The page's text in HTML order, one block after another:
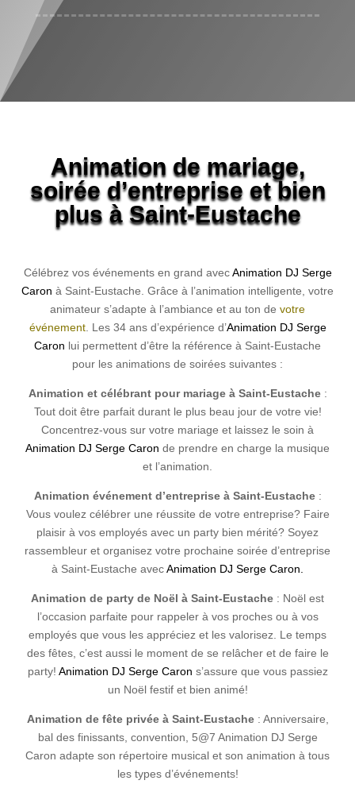
Animation de mariage,
soirée d’entreprise et bien
plus à Saint-Eustache
Célébrez vos événements en grand avecAnimation DJ Serge
Caron à Saint-Eustache. Grâce à l’animation intelligente, votre
animateur s’adapte à l’ambiance et au ton de votre
événement. Les 34 ans d’expérience d’Animation DJ Serge
Caron lui permettent d’être la référence à Saint-Eustache
pour les animations de soirées suivantes :
Animation et célébrant pour mariage à Saint-Eustache:
Tout doit être parfait durant le plus beau jour de votre vie!
Concentrez-vous sur votre mariage et laissez le soin à
Animation DJ Serge Caron de prendre en charge la musique
et l’animation.
Animation événement d’entreprise à Saint-Eustache:
Vous voulez célébrer une réussite de votre entreprise? Faire
plaisir à vos employés avec un party bien mérité? Soyez
rassembleur et organisez votre prochaine soirée d’entreprise
à Saint-Eustache avecAnimation DJ Serge Caron.
Animation de party de Noël à Saint-Eustache : Noël est
l’occasion parfaite pour rappeler à vos proches ou à vos
employés que vous les appréciez et les valorisez. Le temps
des fêtes, c’est aussi le moment de se relâcher et de faire le
party! Animation DJ Serge Caron s’assure que vous passiez
un Noël festif et bien animé!
Animation de fête privée à Saint-Eustache : Anniversaire,
bal des finissants, convention, 5@7 Animation DJ Serge
Caron adapte son répertoire musical et son animation à tous
les types d’événements!